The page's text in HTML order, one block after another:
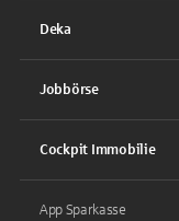
Deka
Jobbörse
Cockpit Immobilie
App Sparkasse